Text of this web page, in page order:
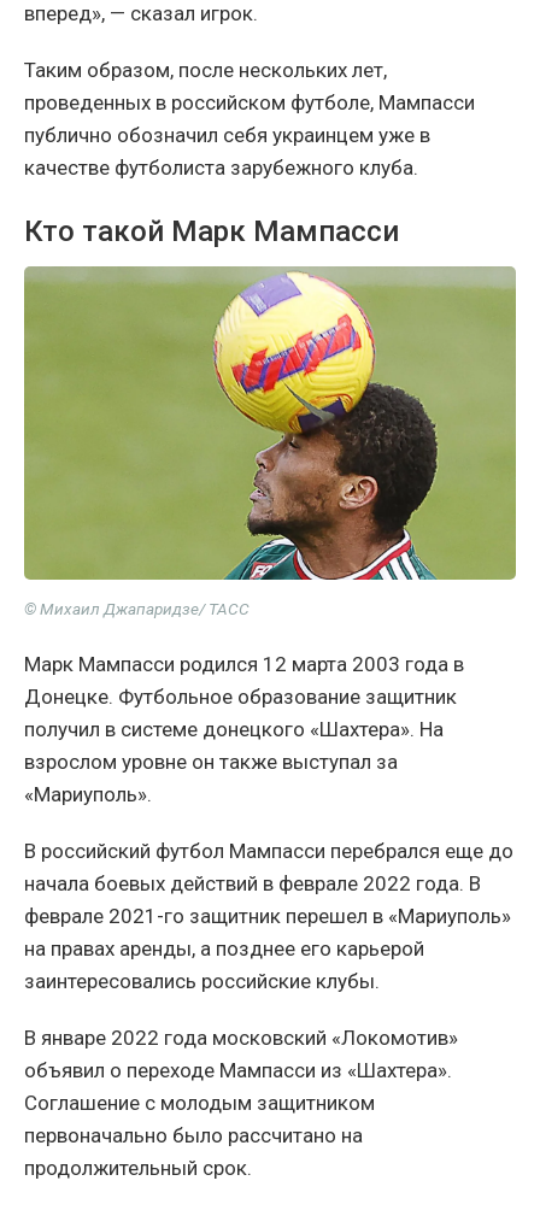
вперед», — сказал игрок.
Таким образом, после нескольких лет,
проведенных в российском футболе, Мампасси
публично обозначил себя украинцем уже в
качестве футболиста зарубежного клуба.
Кто такой Марк Мампасси
© Михаил Джапаридзе/ ТАСС
Марк Мампасси родился 12 марта 2003 года в
Донецке. Футбольное образование защитник
получил в системе донецкого «Шахтера». На
взрослом уровне он также выступал за
«Мариуполь».
В российский футбол Мампасси перебрался еще до
начала боевых действий в феврале 2022 года. В
феврале 2021-го защитник перешел в «Мариуполь»
на правах аренды, а позднее его карьерой
заинтересовались российские клубы.
В январе 2022 года московский «Локомотив»
объявил о переходе Мампасси из «Шахтера».
Соглашение с молодым защитником
первоначально было рассчитано на
продолжительный срок.